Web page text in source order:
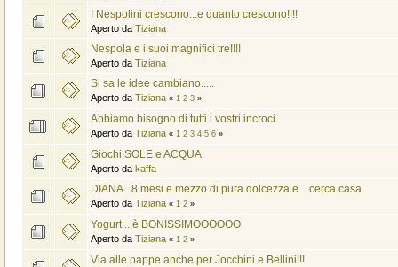
I Nespolini crescono...e quanto crescono!!!!
Aperto da Tiziana
Nespola e i suoi magnifici tre!!!!
Aperto da Tiziana
Si sa le idee cambiano.....
Aperto da Tiziana « 1 2 3»
Abbiamo bisogno di tutti i vostri incroci...
Aperto da Tiziana « 1 2 3 4 5 6»
Giochi SOLE e ACQUA
Aperto da kaffa
DIANA...8 mesi e mezzo di pura dolcezza e....cerca casa
Aperto da Tiziana « 1 2»
Yogurt....è BONISSIMOOOOOO
Aperto da Tiziana « 1 2»
Via alle pappe anche per Jocchini e Bellini!!!